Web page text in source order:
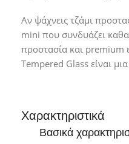
Αν ψάχνεις τζάμι
mini που συνδυάζει
προστασία και premium
Tempered Glass είναι
Χαρακτηριστικά
Βασικά